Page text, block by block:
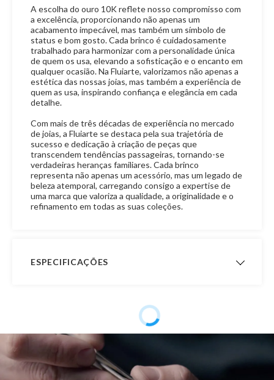
A escolha do ouro 10K reflete nosso compromisso com
a excelência, proporcionando não apenas um
acabamento impecável, mas também um símbolo de
status e bom gosto. Cada brinco é cuidadosamente
trabalhado para harmonizar com a personalidade única
de quem os usa, elevando a sofisticação e o encanto em
qualquer ocasião. Na Fluiarte, valorizamos não apenas a
estética das nossas joias, mas também a experiência de
quem as usa, inspirando confiança e elegância em cada
detalhe.
Com mais de três décadas de experiência no mercado
de joias, a Fluiarte se destaca pela sua trajetória de
sucesso e dedicação à criação de peças que
transcendem tendências passageiras, tornando-se
verdadeiras heranças familiares. Cada brinco
representa não apenas um acessório, mas um legado de
beleza atemporal, carregando consigo a expertise de
uma marca que valoriza a qualidade, a originalidade e o
refinamento em todas as suas coleções.
ESPECIFICAÇÕES
Fabricação
12 meses
Material